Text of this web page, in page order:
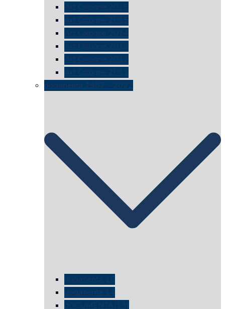
Art Cologne 2016
Art Cologne 2015
Art Cologne 2014
Art Cologne 2013
Art Cologne 2012
Art Cologne 2011
documenta 1987 – 2022
documenta 15
documenta 14
dOCUMENTA(13)